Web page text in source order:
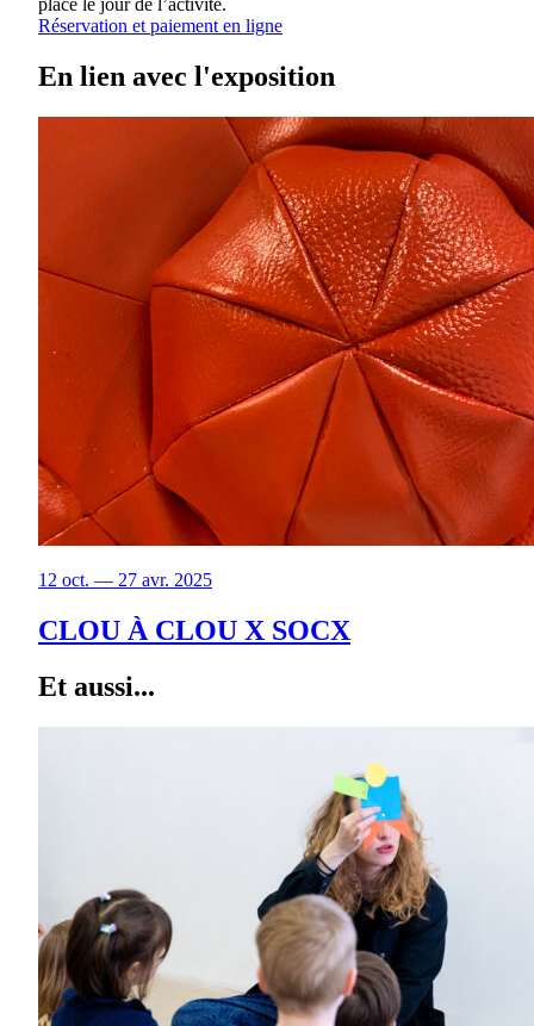
place le jour de l’activité.
Réservation et paiement en ligne
En lien avec l'exposition
12 oct. — 27 avr. 2025
CLOU À CLOU X SOCX
Et aussi...